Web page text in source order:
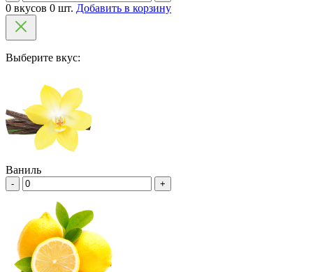
0 вкусов 0 шт. Добавить в корзину
Выберите вкус:
Ваниль
- +